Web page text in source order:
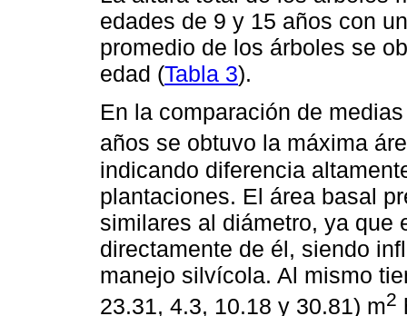
edades de 9 y 15 años con
promedio de los árboles se
edad (Tabla 3).
En la comparación de
años se obtuvo la máxima
indicando diferencia
plantaciones. El área basal
similares al diámetro, ya que
directamente de él, siendo
manejo silvícola. Al mismo
23.31, 4.3, 10.18 y 30.81) m2